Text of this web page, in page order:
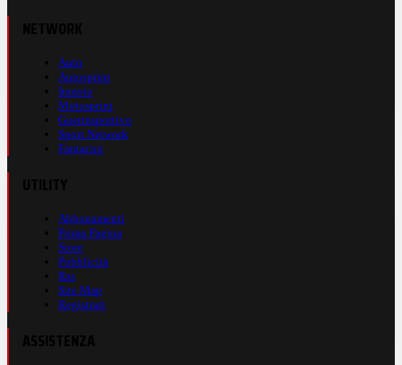
Auto
Autosprint
Inmoto
Motosprint
Guerinsportivo
Sport Network
Fantacup
Abbonamenti
Prima Pagina
Store
Pubblicità
Rss
Site Map
Registrati